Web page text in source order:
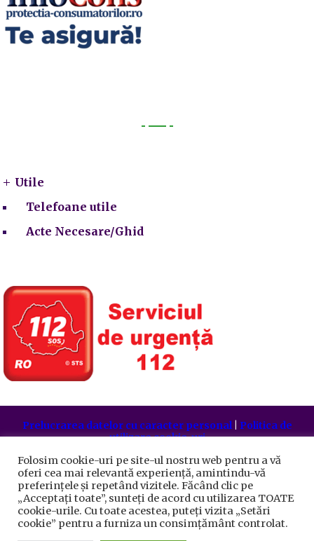
Utile
Telefoane utile
Acte Necesare/Ghid
Prelucrarea datelor cu caracter personal| Politica de
utilizare cookie-uri
rezervate.
Folosim cookie-uri pe site-ul nostru web pentru a vă
oferi cea mai relevantă experiență, amintindu-vă
preferințele și repetând vizitele. Făcând clic pe
„Acceptați toate”, sunteți de acord cu utilizarea TOATE
cookie-urile. Cu toate acestea, puteți vizita „Setări
cookie” pentru a furniza un consimțământ controlat.